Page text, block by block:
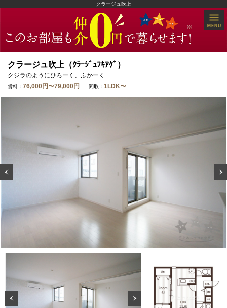
クラージュ吹上
クラージュ吹上（ｸﾗｰｼﾞｭﾌｷｱｹﾞ）
クジラのようにひろーく、ふかーく
賃料： 76,000円〜79,000円 間取： 1LDK〜